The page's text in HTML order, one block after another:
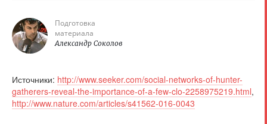
Подготовка
материала
Александр Соколов
Источники: http://www.seeker.com/social-networks-of-hunter-
gatherers-reveal-the-importance-of-a-few-clo-2258975219.html,
http://www.nature.com/articles/s41562-016-0043